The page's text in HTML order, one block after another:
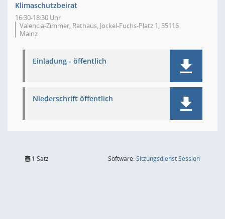
Klimaschutzbeirat
16:30-18:30 Uhr
Valencia-Zimmer, Rathaus, Jockel-Fuchs-Platz 1, 55116
Mainz
Einladung - öffentlich
Niederschrift öffentlich
1 Satz Software:SitzungsdienstSession(Wird in